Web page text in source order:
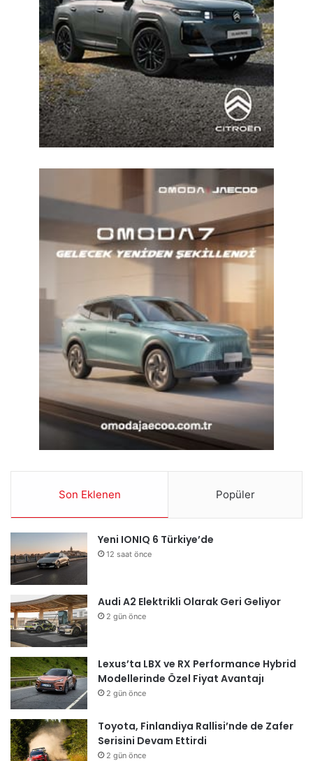
Son Eklenen Popüler
Yeni IONIQ 6 Türkiye’de
12 saat önce
Audi A2 Elektrikli Olarak Geri Geliyor
2 gün önce
Lexus’ta LBX ve RX Performance Hybrid
Modellerinde Özel Fiyat Avantajı
2 gün önce
Toyota, Finlandiya Rallisi’nde de Zafer
Serisini Devam Ettirdi
2 gün önce